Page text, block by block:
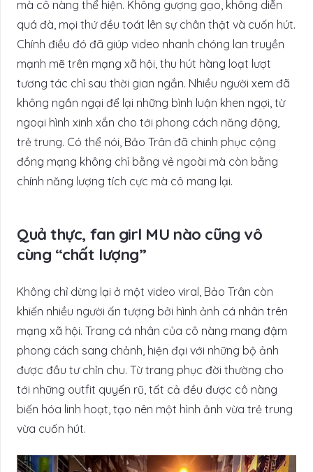
mà cô nàng thể hiện. Không gượng gạo, không diễn
quá đà, mọi thứ đều toát lên sự chân thật và cuốn hút.
Chính điều đó đã giúp video nhanh chóng lan truyền
mạnh mẽ trên mạng xã hội, thu hút hàng loạt lượt
tương tác chỉ sau thời gian ngắn. Nhiều người xem đã
không ngần ngại để lại những bình luận khen ngợi, từ
ngoại hình xinh xắn cho tới phong cách năng động,
trẻ trung. Có thể nói, Bảo Trân đã chinh phục cộng
đồng mạng không chỉ bằng vẻ ngoài mà còn bằng
chính năng lượng tích cực mà cô mang lại.
Quả thực, fan girl MU nào cũng vô
cùng “chất lượng”
Không chỉ dừng lại ở một video viral, Bảo Trân còn
khiến nhiều người ấn tượng bởi hình ảnh cá nhân trên
mạng xã hội. Trang cá nhân của cô nàng mang đậm
phong cách sang chảnh, hiện đại với những bộ ảnh
được đầu tư chỉn chu. Từ trang phục đời thường cho
tới những outfit quyến rũ, tất cả đều được cô nàng
biến hóa linh hoạt, tạo nên một hình ảnh vừa trẻ trung
vừa cuốn hút.